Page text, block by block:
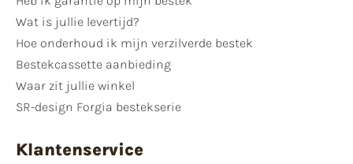
Wat is jullie levertijd?
Hoe onderhoud ik mijn verzilverde bestek
Bestekcassette aanbieding
Waar zit jullie winkel
SR-design Forgia bestekserie
Klantenservice